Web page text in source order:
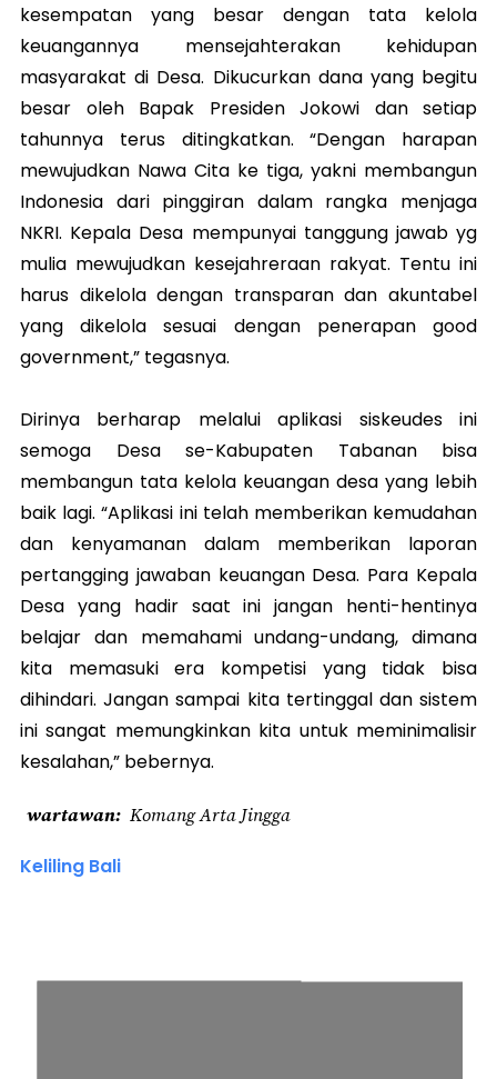
kesempatan yang besar dengan tata kelola
keuangannya mensejahterakan kehidupan
masyarakat di Desa. Dikucurkan dana yang begitu
besar oleh Bapak Presiden Jokowi dan setiap
tahunnya terus ditingkatkan. “Dengan harapan
mewujudkan Nawa Cita ke tiga, yakni membangun
Indonesia dari pinggiran dalam rangka menjaga
NKRI. Kepala Desa mempunyai tanggung jawab yg
mulia mewujudkan kesejahreraan rakyat. Tentu ini
harus dikelola dengan transparan dan akuntabel
yang dikelola sesuai dengan penerapan good
government,” tegasnya.
Dirinya berharap melalui aplikasi siskeudes ini
semoga Desa se-Kabupaten Tabanan bisa
membangun tata kelola keuangan desa yang lebih
baik lagi. “Aplikasi ini telah memberikan kemudahan
dan kenyamanan dalam memberikan laporan
pertangging jawaban keuangan Desa. Para Kepala
Desa yang hadir saat ini jangan henti-hentinya
belajar dan memahami undang-undang, dimana
kita memasuki era kompetisi yang tidak bisa
dihindari. Jangan sampai kita tertinggal dan sistem
ini sangat memungkinkan kita untuk meminimalisir
kesalahan,” bebernya.
wartawan Komang Arta Jingga
Keliling Bali